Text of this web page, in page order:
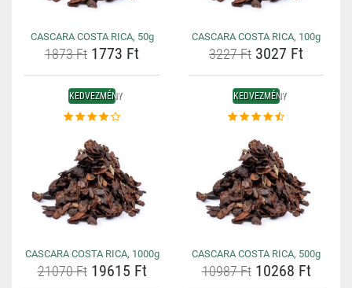
CASCARA COSTA RICA, 50g
1873 Ft 1773 Ft
CASCARA COSTA RICA, 100g
3227 Ft 3027 Ft
KEDVEZMÉNY
CASCARA COSTA RICA, 1000g
21070 Ft19615 Ft
KEDVEZMÉNY
CASCARA COSTA RICA, 500g
10987 Ft10268 Ft